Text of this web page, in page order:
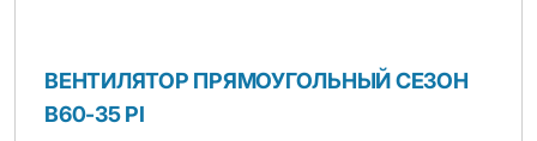
ВЕНТИЛЯТОР ПРЯМОУГОЛЬНЫЙ СЕЗОН
B60-35 PI